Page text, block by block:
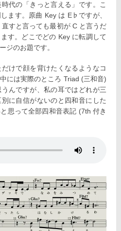
代の「きっと言える」です。
こ
ます。原曲 Key は E♭ですが、
すと言っても最初が C と言うだ
す。どこでどの Key に転調して
ジのお題です。
けで顔を背けたくなるようなコ
には実際のところ Triad (三和音)
んですが、私の耳ではどれが三
に自信がないのと四和音にした
思って全部四和音表記 (7th 付き